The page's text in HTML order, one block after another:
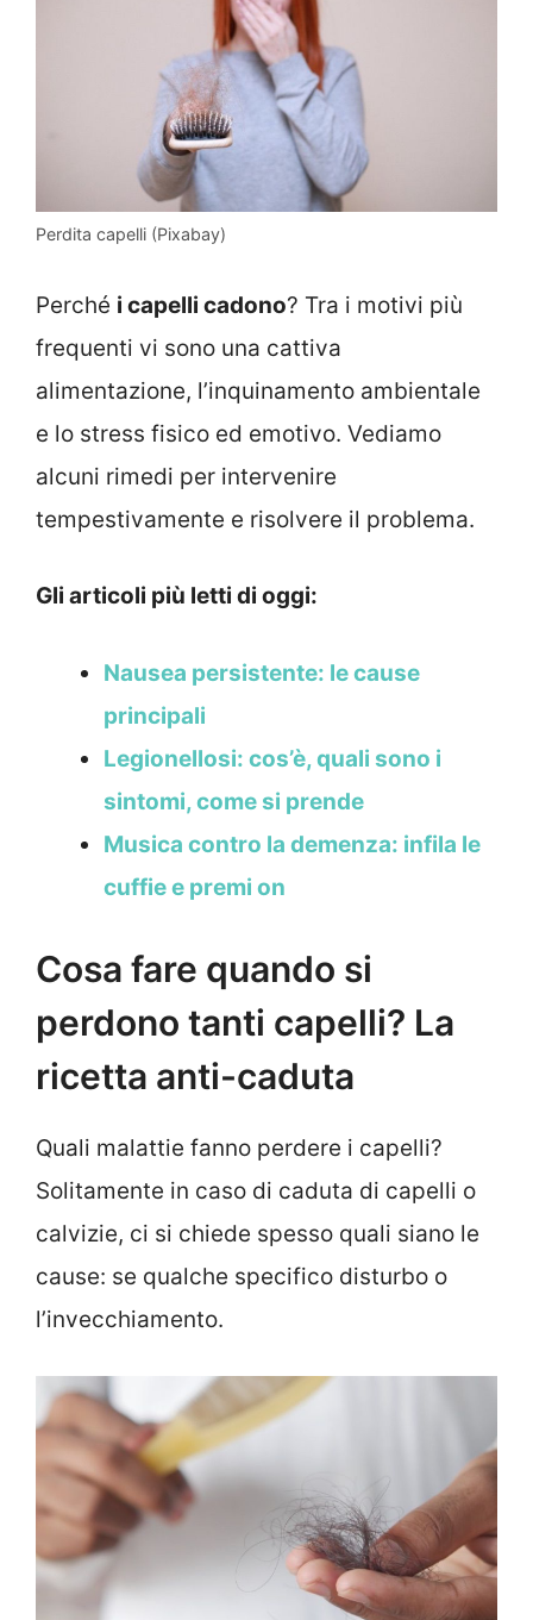
Perdita capelli (Pixabay)
Perché i capelli cadono? Tra i motivi più
frequenti vi sono una cattiva
alimentazione, l’inquinamento ambientale
e lo stress fisico ed emotivo. Vediamo
alcuni rimedi per intervenire
tempestivamente e risolvere il problema.
Gli articoli più letti di oggi:
Nausea persistente: le cause
principali
Legionellosi: cos’è, quali sono i
sintomi, come si prende
Musica contro la demenza: infila le
cuffie e premi on
Cosa fare quando si
perdono tanti capelli? La
ricetta anti-caduta
Quali malattie fanno perdere i capelli?
Solitamente in caso di caduta di capelli o
calvizie, ci si chiede spesso quali siano le
cause: se qualche specifico disturbo o
l’invecchiamento.